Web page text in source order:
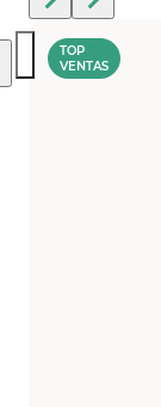
TOP
VENTAS